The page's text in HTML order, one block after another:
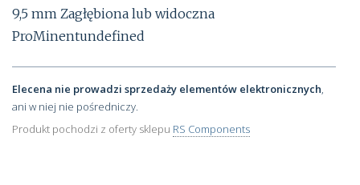
9,5 mm Zagłębiona lub widoczna
ProMinentundefined
Elecena nie prowadzi sprzedaży elementów elektronicznych
ani w niej nie pośredniczy.
Produkt pochodzi z oferty sklepu RS Components